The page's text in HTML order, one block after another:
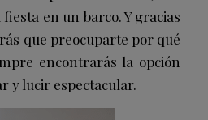
en un barco. Y gracias
que preocuparte por qué
encontrarás la opción
y lucir espectacular.